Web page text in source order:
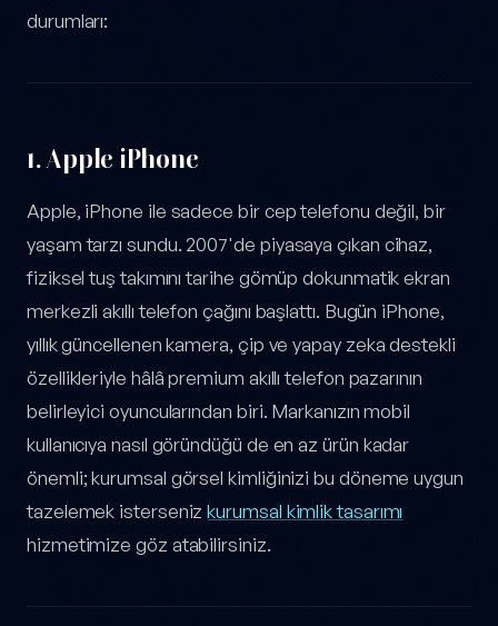
durumları:
1. Apple iPhone
Apple, iPhone ile sadece bir cep telefonu değil, bir
yaşam tarzı sundu. 2007'de piyasaya çıkan cihaz,
fiziksel tuş takımını tarihe gömüp dokunmatik ekran
merkezli akıllı telefon çağını başlattı. Bugün iPhone,
yıllık güncellenen kamera, çip ve yapay zeka destekli
özellikleriyle hâlâ premium akıllı telefon pazarının
belirleyici oyuncularından biri. Markanızın mobil
kullanıcıya nasıl göründüğü de en az ürün kadar
önemli; kurumsal görsel kimliğinizi bu döneme uygun
tazelemek istersenizkurumsal kimlik tasarımı
hizmetimize göz atabilirsiniz.